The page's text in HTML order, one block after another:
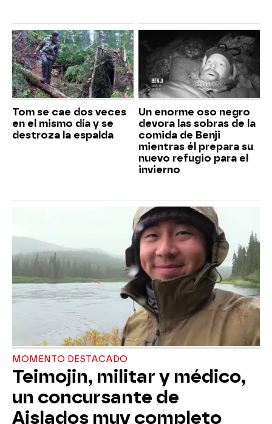
Tom se cae dos veces
en el mismo día y se
destroza la espalda
Un enorme oso negro
devora las sobras de la
comida de Benji
mientras él prepara su
nuevo refugio para el
invierno
MOMENTO DESTACADO
Teimojin, militar y médico,
un concursante de
Aislados muy completo